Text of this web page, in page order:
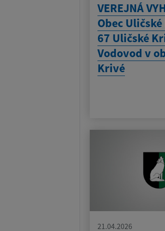
VEREJNÁ
Obec
67 Uličské
Vodovod v
Krivé
21.04.2026